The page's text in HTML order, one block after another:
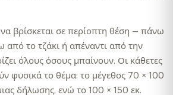
βρίσκεται σε περίοπτη θέση — πάνω
το τζάκι ή απέναντι από την
όλους όσους μπαίνουν. Οι κάθετες
φυσικά το θέμα: το μέγεθος 70 × 100
δήλωσης, ενώ το 100 × 150 εκ.